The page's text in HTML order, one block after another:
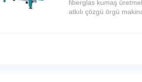
fiberglas kumaş
atkılı çözgü örgü